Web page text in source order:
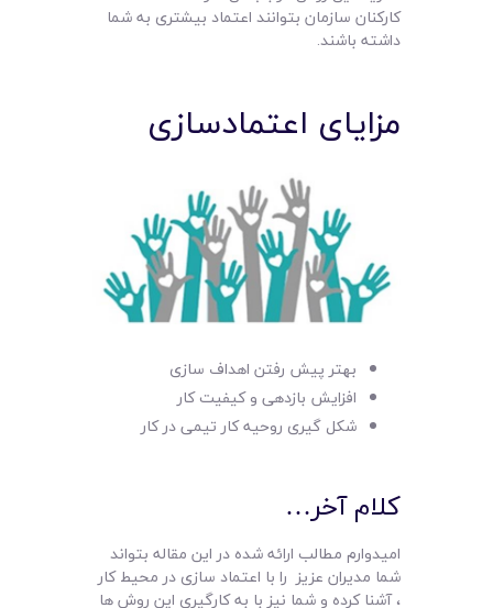
کارکنان سازمان بتوانند اعتماد بیشتری به شما
داشته باشند.
مزایای اعتمادسازی
بهتر پیش رفتن اهداف سازی
افزایش بازدهی و کیفیت کار
شکل گیری روحیه کار تیمی در کار
کلام آخر…
امیدوارم مطالب ارائه شده در این مقاله بتواند
شما مدیران عزیز را با اعتماد سازی در محیط کار
، آشنا کرده و شما نیز با به کارگیری این روش ها